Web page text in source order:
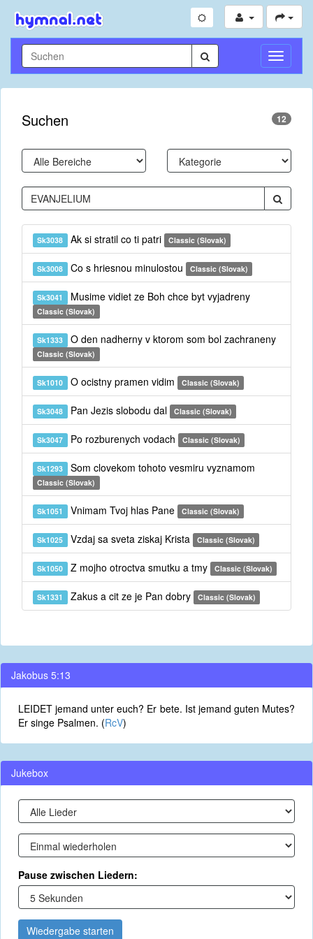
Suchen 12
Sk3038 Ak si stratil co ti patri Classic (Slovak)
Sk3008 Co s hriesnou minulostou Classic (Slovak)
Sk3041 Musime vidiet ze Boh chce byt vyjadreny
Classic (Slovak)
Sk1333 O den nadherny v ktorom som bol zachraneny
Classic (Slovak)
Sk1010 O ocistny pramen vidim Classic (Slovak)
Sk3048 Pan Jezis slobodu dal Classic (Slovak)
Sk3047 Po rozburenych vodach Classic (Slovak)
Sk1293 Som clovekom tohoto vesmiru vyznamom
Classic (Slovak)
Sk1051 Vnimam Tvoj hlas Pane Classic (Slovak)
Sk1025 Vzdaj sa sveta ziskaj Krista Classic (Slovak)
Sk1050 Z mojho otroctva smutku a tmy Classic (Slovak)
Sk1331 Zakus a cit ze je Pan dobry Classic (Slovak)
Jakobus 5:13
LEIDET jemand unter euch? Er bete. Ist jemand guten Mutes?
Er singe Psalmen. (RcV)
Jukebox
Pause zwischen Liedern:
Wiedergabe starten